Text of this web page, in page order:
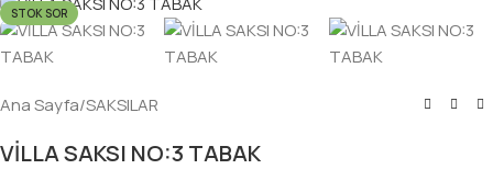
STOK SOR
Ana Sayfa/SAKSILAR
VİLLA SAKSI NO:3 TABAK